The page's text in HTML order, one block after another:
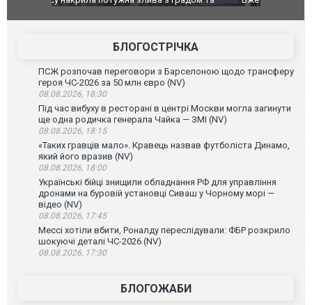
фільму
БЛОГОСТРІЧКА
ПСЖ розпочав переговори з Барселоною щодо трансферу
героя ЧС-2026 за 50 млн євро (NV)
08.08.2026, 18:30
Під час вибуху в ресторані в центрі Москви могла загинути
ще одна родичка генерала Чайка — ЗМІ (NV)
08.08.2026, 18:15
«Таких гравців мало». Кравець назвав футболіста Динамо,
який його вразив (NV)
08.08.2026, 18:00
Українські бійці знищили обладнання РФ для управління
дронами на буровій установці Сиваш у Чорному морі —
відео (NV)
08.08.2026, 17:45
Мессі хотіли вбити, Роналду переслідували: ФБР розкрило
шокуючі деталі ЧС-2026 (NV)
08.08.2026, 17:30
БЛОГОЖАБИ